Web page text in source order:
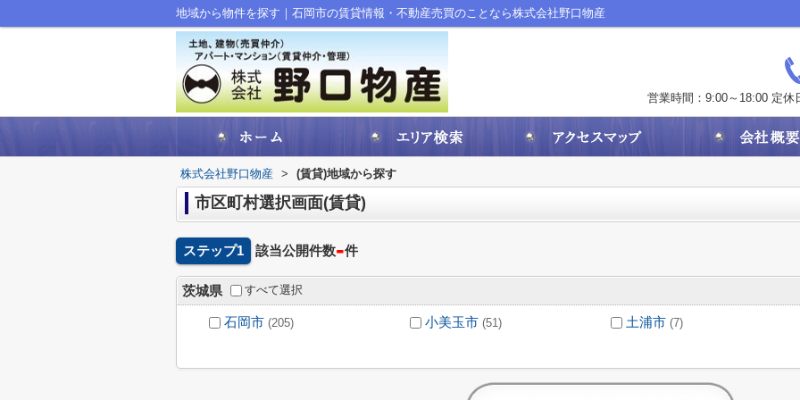
地域から物件を探す｜石岡市の賃貸情報・不動産売買のことなら株式会社野口物産
営業時間：9:00～18:00 定休
株式会社野口物産 > (賃貸)地域から探す
市区町村選択画面(賃貸)
ステップ1 該当公開件数-件
茨城県 すべて選択
石岡市 (205) 小美玉市 (51) 土浦市 (7)